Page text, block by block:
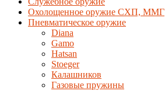
Охолощенное оружие СХП, ММГ
Пневматическое оружие
Diana
Gamo
Hatsan
Stoeger
Калашников
Газовые пружины